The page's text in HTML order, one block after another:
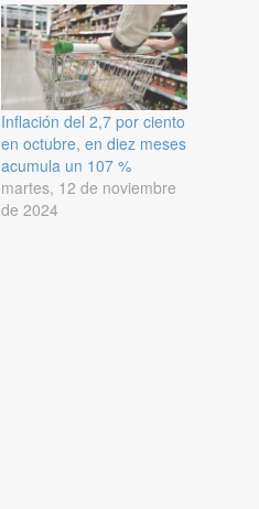
Inflación del 2,7 por ciento
en octubre, en diez meses
acumula un 107 %
martes, 12 de noviembre
de 2024